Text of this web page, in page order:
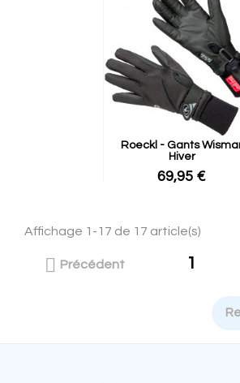
Roeckl - Gants
Hiver
69,95 €
Affichage 1-17 de 17 article(s)
 Précédent 1